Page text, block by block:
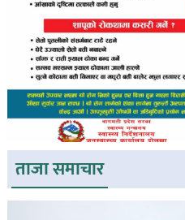
ताजा समाचार